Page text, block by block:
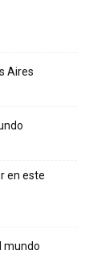
Aires
en este
mundo